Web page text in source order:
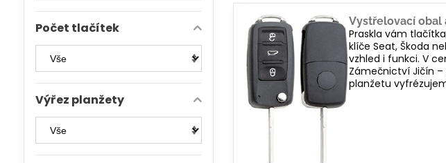
Vystřelovací
Praskla vám
klíče Seat, Škoda
vzhled i funkci. V
Zámečnictví Jičín
planžetu
Počet tlačítek
Výřez planžety